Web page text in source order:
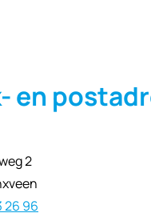
en
2
26 96